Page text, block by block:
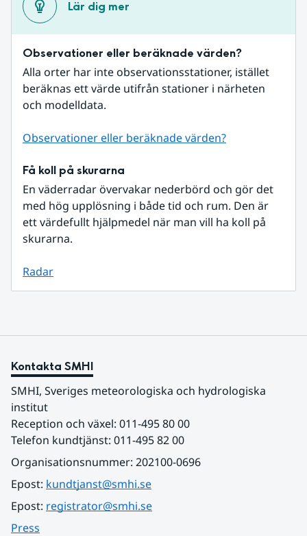
Lär dig mer
Observationer eller beräknade värden?
Alla orter har inte observationsstationer, istället
beräknas ett värde utifrån stationer i närheten
och modelldata.
Observationer eller beräknade värden?
Få koll på skurarna
En väderradar övervakar nederbörd och gör det
med hög upplösning i både tid och rum. Den är
ett värdefullt hjälpmedel när man vill ha koll på
skurarna.
Radar
Kontakta SMHI
SMHI, Sveriges meteorologiska och hydrologiska
institut
Reception och växel: 011-495 80 00
Telefon kundtjänst: 011-495 82 00
Organisationsnummer: 202100-0696
Epost: kundtjanst@smhi.se
Epost: registrator@smhi.se
Press